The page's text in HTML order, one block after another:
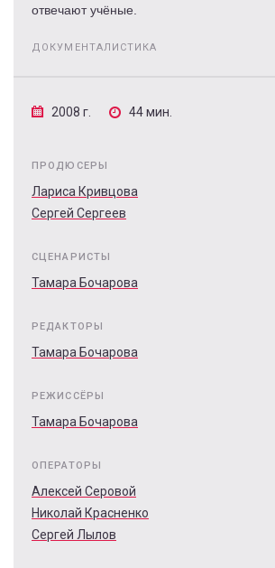
отвечают учёные.
ДОКУМЕНТАЛИСТИКА
2008 г. 44 мин.
ПРОДЮСЕРЫ
Лариса Кривцова
Сергей Сергеев
СЦЕНАРИСТЫ
Тамара Бочарова
РЕДАКТОРЫ
Тамара Бочарова
РЕЖИССЁРЫ
Тамара Бочарова
ОПЕРАТОРЫ
Алексей Серовой
Николай Красненко
Сергей Лылов